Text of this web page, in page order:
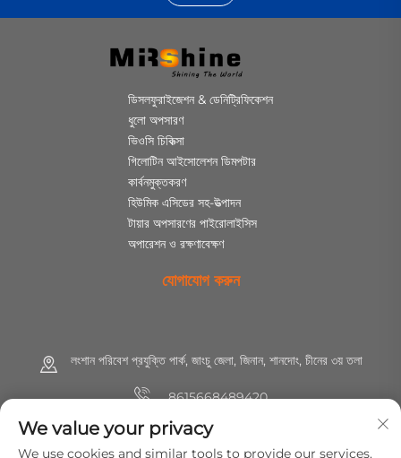
ডিসলফুরাইজেশন & ডেনিট্রিফিকেশন
ধুলো অপসারণ
ভিওসি চিকিত্সা
গিলোটিন আইসোলেশন ডিমপটার
কার্বনমুক্তকরণ
হিউমিক এসিডের সহ-উত্পাদন
টায়ার অপসারণের পাইরোলাইসিস
অপারেশন ও রক্ষণাবেক্ষণ
যোগাযোগ করুন
লংশান পরিবেশ প্রযুক্তি পার্ক, জাংচু জেলা, জিনান, শানদোং, চীনের ৩য় তলা
8615668489420
+86 (0) 531 8891 0288
We value your privacy
We use cookies and similar tools to provide our services.